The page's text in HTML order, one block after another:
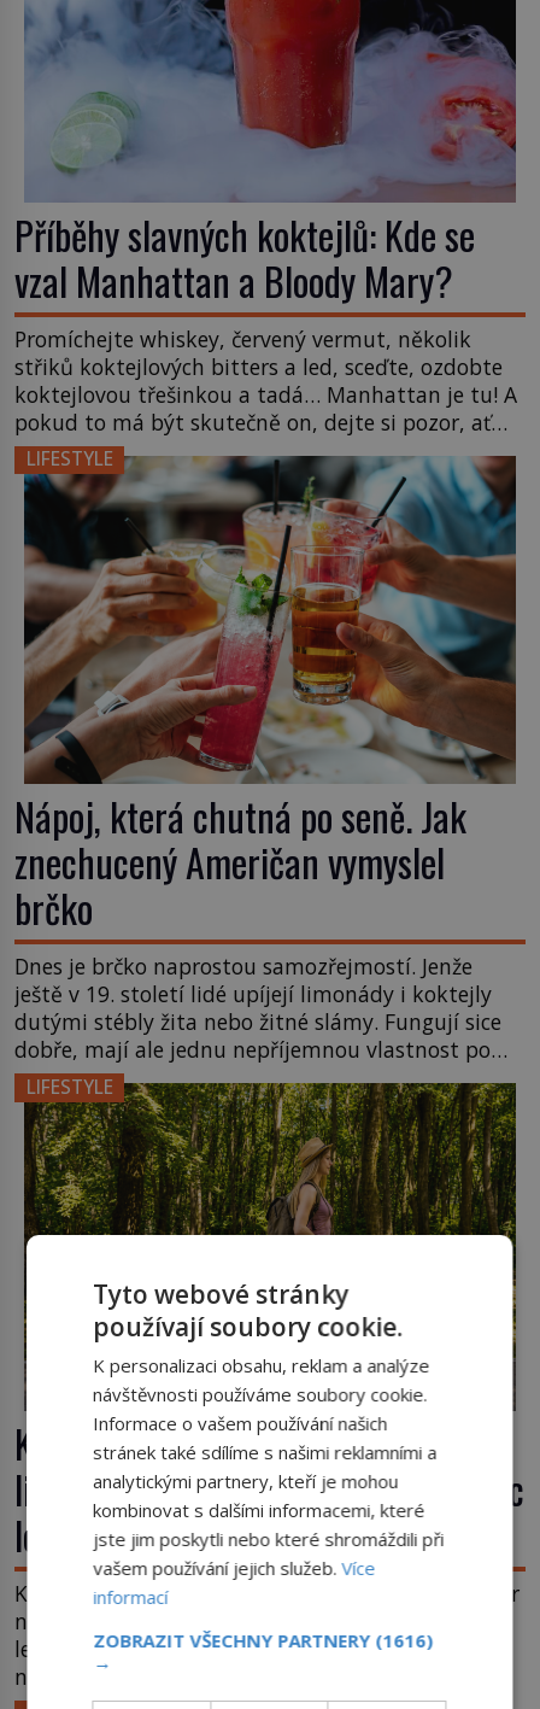
Příběhy slavných koktejlů: Kde se
vzal Manhattan a Bloody Mary?
Promíchejte whiskey, červený vermut, několik
střiků koktejlových bitters a led, sceďte, ozdobte
koktejlovou třešinkou a tadá… Manhattan je tu! A
pokud to má být skutečně on, dejte si pozor, ať
místo klasické americké rye whiskey či klidně
bourbonu nepoužijete skotskou whisku. Co se
stane? Inu, koktejl bude stále skvělý, ale už to
nebude Manhattan ale […]
LIFESTYLE
Nápoj, která chutná po seně. Jak
znechucený Američan vymyslel
brčko
Dnes je brčko naprostou samozřejmostí. Jenže
ještě v 19. století lidé upíjejí limonády i koktejly
dutými stébly žita nebo žitné slámy. Fungují sice
dobře, mají ale jednu nepříjemnou vlastnost po
chvíli se rozmáčejí a nápoji dodávají travnatou
příchuť. Právě tahle drobná nepříjemnost přivede
amerického výrobce cigaretových náustků k
nápadu, který změní způsob pití po celém […]
LIFESTYLE
Kufr, který se konečně rozjede. Proč
lidé čekají na kolečka téměř pět tisíc
let?
Kolo patří k nejstarším vynálezům lidstva, ale kufr
na kolečkách se objevuje až ve 20. století. Po tisíce
let lidé vláčejí těžká zavazadla v rukou, na zádech
nebo je nakládají na povozy. Stačí přitom jediný
Tyto webové stránky
používají soubory cookie.
K personalizaci obsahu, reklam a analýze
návštěvnosti používáme soubory cookie.
Informace o vašem používání našich
stránek také sdílíme s našimi reklamními a
analytickými partnery, kteří je mohou
kombinovat s dalšími informacemi, které
jste jim poskytli nebo které shromáždili při
vašem používání jejich služeb.Více
informací
ZOBRAZIT VŠECHNY PARTNERY (1616)
→